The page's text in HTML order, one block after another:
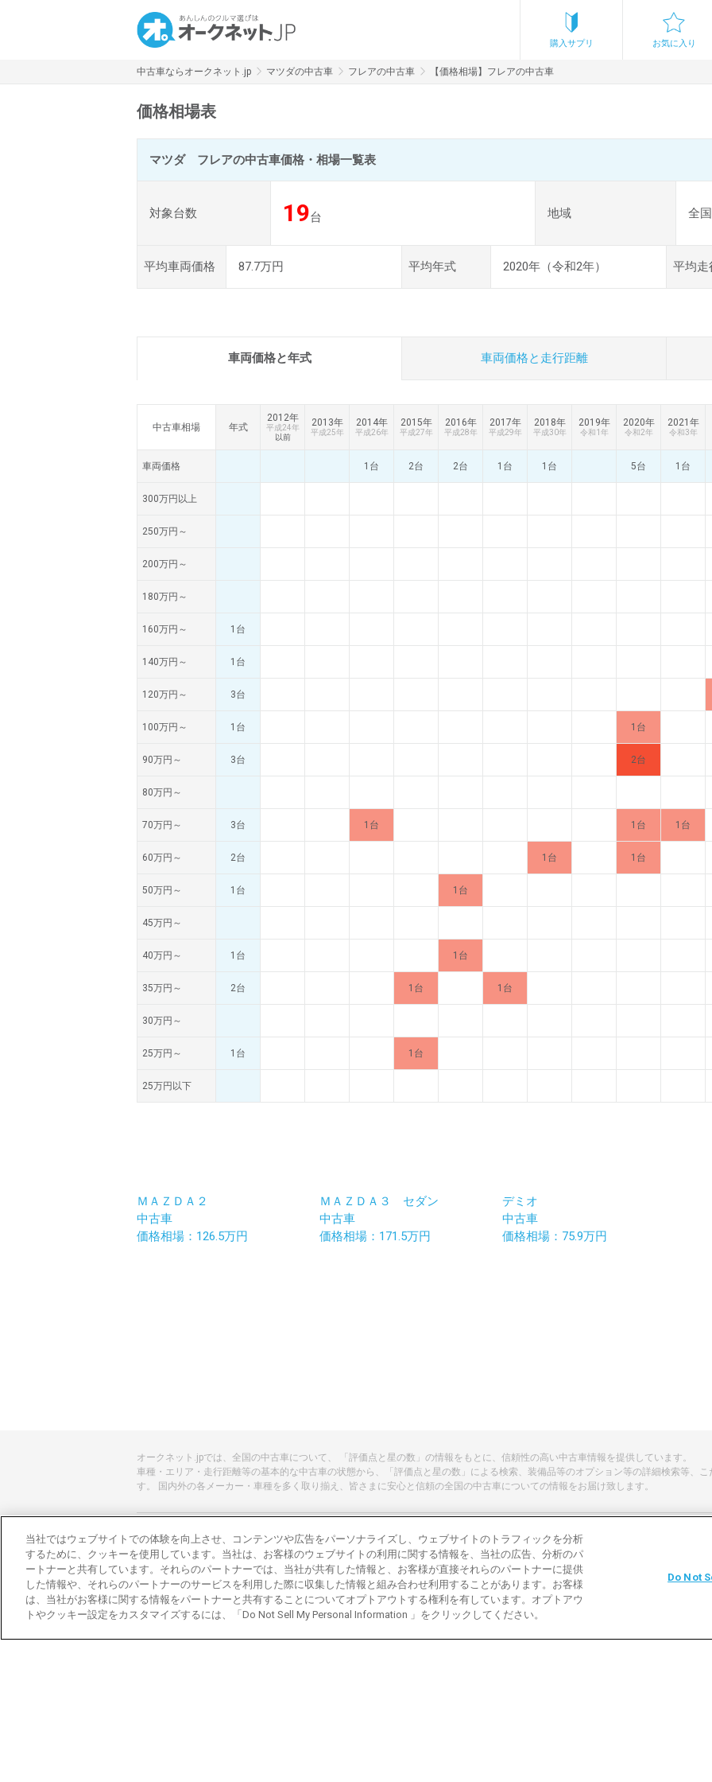
購入サプリ お気に入り
中古車ならオークネット.jp マツダの中古車 フレアの中古車 【価格相場】フレアの中古車
価格相場表
マツダ フレアの中古車価格・相場一覧表
対象台数 19台 地域 全国
平均車両価格 87.7万円 平均年式 2020年（令和2年） 平均走
車両価格と年式 車両価格と 走行距離
中古車相場 年式
2012年
平成24年
以前
2013年
平成25年
2014年
平成26年
2015年
平成27年
2016年
平成28年
2017年
平成29年
2018年
平成30年
2019年
令和1年
2020年
令和2年
2021年
令和3年
車両価格
300万円以上
250万円～
200万円～
180万円～
160万円～
140万円～
120万円～
100万円～
90万円～
80万円～
70万円～
60万円～
50万円～
45万円～
40万円～
35万円～
30万円～
25万円～
25万円以下
1台 2台 2台 1台 1台 5台 1台
1台
1台
3台
1台 1台
3台 2台
3台 1台 1台 1台
2台 1台 1台
1台 1台
1台 1台
2台 1台 1台
1台 1台
ＭＡＺＤＡ２
中古車
価格相場：126.5万円
ＭＡＺＤＡ３ セダン
中古車
価格相場：171.5万円
デミオ
中古車
価格相場：75.9万円
オークネット.jpでは、全国の中古車について、 「評価点と星の数」の情報をもとに、信頼性の高い中古車情報を提供しています。
車種・エリア・走行距離等の基本的な中古車の状態から、「評価点と星の数」による検索、装備品等のオプション等の詳細検索等、
す。 国内外の各メーカー・車種を多く取り揃え、皆さまに安心と信頼の全国の中古車についての情報をお届け致します。
あんしんのクルマ選びはオークネット.jp
オークネット.jpとは？ よくある質問 中古車用語説明
会社概要 利用規約 プライバシーポリシー
当社ではウェブサイトでの体験を向上させ、コンテンツや広告をパーソナライズし、ウェブサイトのトラフィックを分析
するために、クッキーを使用しています。当社は、お客様のウェブサイトの利用に関する情報を、当社の広告、分析のパ
ートナーと共有しています。それらのパートナーでは、当社が共有した情報と、お客様が直接それらのパートナーに提供
した情報や、それらのパートナーのサービスを利用した際に収集した情報と組み合わせ利用することがあります。お客様
は、当社がお客様に関する情報をパートナーと共有することについてオプトアウトする権利を有しています。オプトアウ
トやクッキー設定をカスタマイズするには、「Do Not Sell My Personal Information 」をクリックしてください。
Do Not